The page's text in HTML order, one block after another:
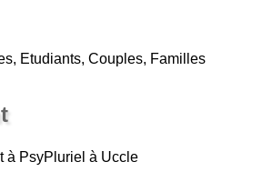
Etudiants, Couples, Familles
à PsyPluriel à Uccle